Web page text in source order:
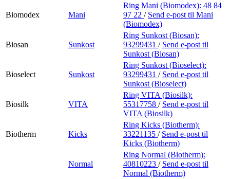
Biomodex Mani
Ring Mani (Biomodex): 48 84
97 22 / Send e-post til Mani
(Biomodex)
Biosan Sunkost
Ring Sunkost (Biosan):
93299431 / Send e-post til
Sunkost (Biosan)
Bioselect Sunkost
Ring Sunkost (Bioselect):
93299431 / Send e-post til
Sunkost (Bioselect)
Biosilk VITA
Ring VITA (Biosilk):
55317758 / Send e-post til
VITA (Biosilk)
Biotherm Kicks
Ring Kicks (Biotherm):
33221135 / Send e-post til
Kicks (Biotherm)
Normal
Ring Normal (Biotherm):
40810223 / Send e-post til
Normal (Biotherm)